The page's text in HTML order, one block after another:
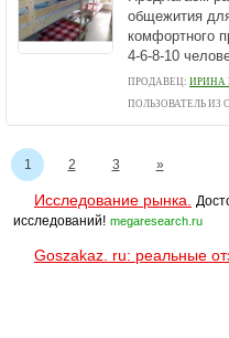
общежития
комфортного
4-6-8-10
ПРОДАВЕЦ: ИРИНА
ПОЛЬЗОВАТЕЛЬ ИЗ
1 2 3 »
Исследование рынка.
исследований! megaresearch.ru
Goszakaz. ru: реальные